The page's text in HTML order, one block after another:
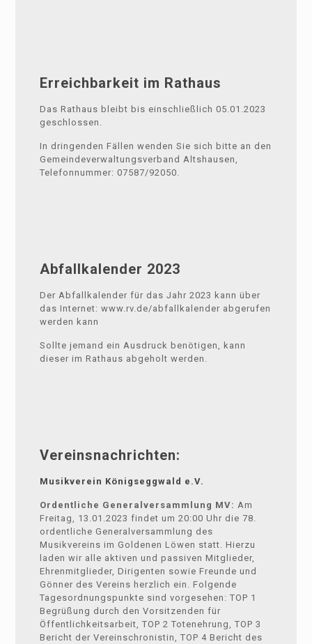
Erreichbarkeit im Rathaus
Das Rathaus bleibt bis einschließlich 05.01.2023
geschlossen.
In dringenden Fällen wenden Sie sich bitte an den
Gemeindeverwaltungsverband Altshausen,
Telefonnummer: 07587/92050.
Abfallkalender 2023
Der Abfallkalender für das Jahr 2023 kann über
das Internet: www.rv.de/abfallkalender abgerufen
werden kann
Sollte jemand ein Ausdruck benötigen, kann
dieser im Rathaus abgeholt werden.
Vereinsnachrichten:
Musikverein Königseggwald e.V.
Ordentliche Generalversammlung MV: Am
Freitag, 13.01.2023 findet um 20:00 Uhr die 78.
ordentliche Generalversammlung des
Musikvereins im Goldenen Löwen statt. Hierzu
laden wir alle aktiven und passiven Mitglieder,
Ehrenmitglieder, Dirigenten sowie Freunde und
Gönner des Vereins herzlich ein. Folgende
Tagesordnungspunkte sind vorgesehen: TOP 1
Begrüßung durch den Vorsitzenden für
Öffentlichkeitsarbeit, TOP 2 Totenehrung, TOP 3
Bericht der Vereinschronistin, TOP 4 Bericht des